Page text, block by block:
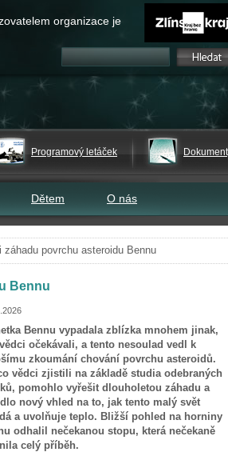
organizace je
Programový letáček
Dětem O nás
povrchu asteroidu Bennu
Bennu
Bennu vypadala zblízka mnohem jinak,
očekávali, a tento nesoulad vedl k
zkoumání chování povrchu asteroidů.
vědci zjistili na základě studia odebraných
pomohlo vyřešit dlouholetou záhadu a
nový vhled na to, jak tento malý svět
a uvolňuje teplo. Bližší pohled na horniny
odhalil nečekanou stopu, která nečekaně
celý příběh.